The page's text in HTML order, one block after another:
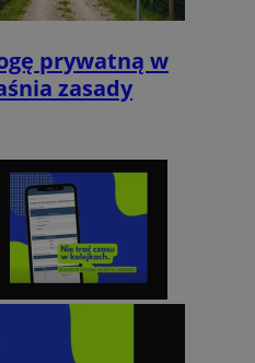
prywatną w
zasady